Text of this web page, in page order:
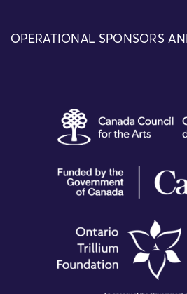
OPERATIONAL SPONSORS